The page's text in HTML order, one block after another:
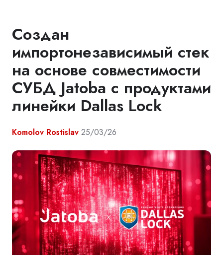
Создан
импортонезависимый стек
на основе совместимости
СУБД Jatoba с продуктами
линейки Dallas Lock
Komolov Rostislav 25/03/26